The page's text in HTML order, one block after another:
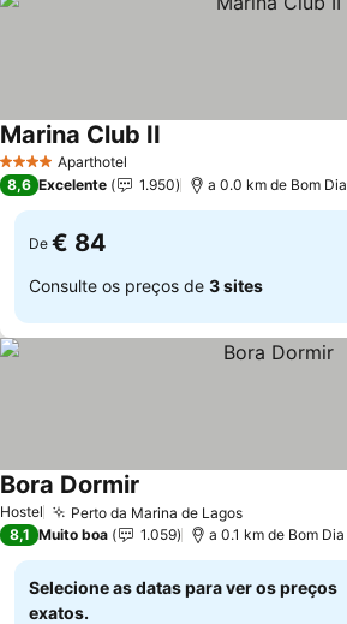
4 EstrelasAparthotel
Marina Club II
8,6 Excelente 1.950 a 0.0 km de Bom Dia
De € 84
Consulte os preços de 3 sites
Hostel Perto da Marina de Lagos
Bora Dormir
8,1 Muito boa 1.059 a 0.1 km de Bom Dia
Selecione as datas para ver os preços
exatos.